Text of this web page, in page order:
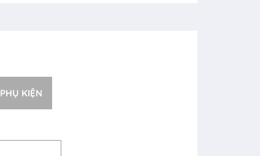
PHỤ KIỆN